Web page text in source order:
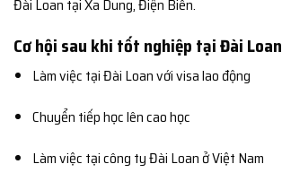
Đài Loan tại Xa Dung, Điện Biên.
Cơ hội sau khi tốt nghiệp tại Đài Loan
Làm việc tại Đài Loan với visa lao động
Chuyển tiếp học lên cao học
Làm việc tại công ty Đài Loan ở Việt Nam